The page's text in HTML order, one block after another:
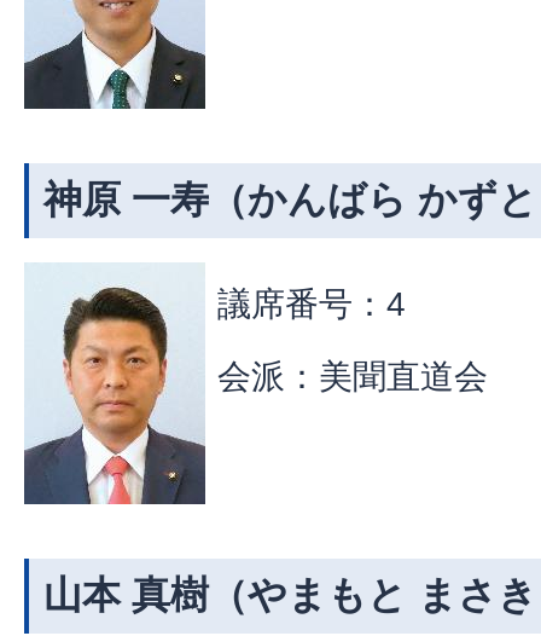
神原 一寿（かんばら かず
議席番号：4
会派：美聞直道会
山本 真樹（やまもと まさ